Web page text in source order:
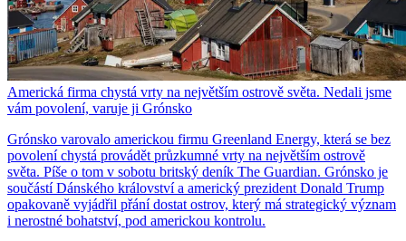
Americká firma chystá vrty na největším ostrově světa. Nedali jsme
vám povolení, varuje ji Grónsko
Grónsko varovalo americkou firmu Greenland Energy, která se bez
povolení chystá provádět průzkumné vrty na největším ostrově
světa. Píše o tom v sobotu britský deník The Guardian. Grónsko je
součástí Dánského království a americký prezident Donald Trump
opakovaně vyjádřil přání dostat ostrov, který má strategický význam
i nerostné bohatství, pod americkou kontrolu.